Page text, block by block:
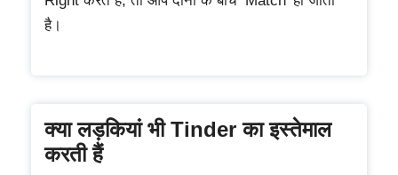
है।
क्या लड़कियां भी Tinder का इस्तेमाल
करती हैं